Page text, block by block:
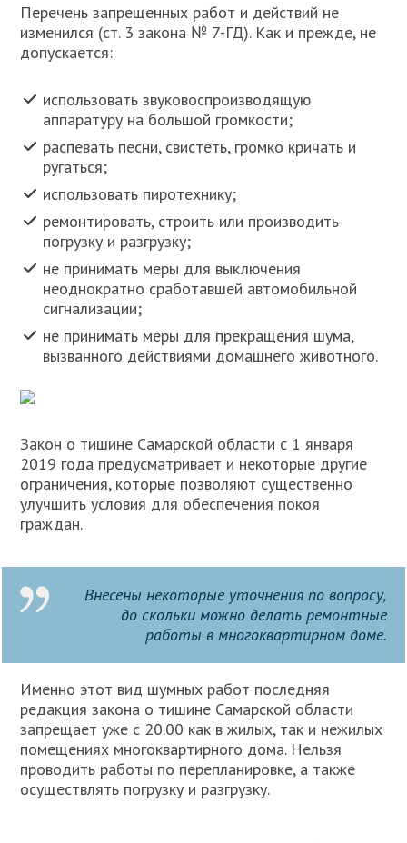
Перечень запрещенных работ и действий не
изменился (ст. 3 закона № 7-ГД). Как и прежде, не
допускается:
использовать звуковоспроизводящую
аппаратуру на большой громкости;
распевать песни, свистеть, громко кричать и
ругаться;
использовать пиротехнику;
ремонтировать, строить или производить
погрузку и разгрузку;
не принимать меры для выключения
неоднократно сработавшей автомобильной
сигнализации;
не принимать меры для прекращения шума,
вызванного действиями домашнего животного.
Закон о тишине Самарской области с 1 января
2019 года предусматривает и некоторые другие
ограничения, которые позволяют существенно
улучшить условия для обеспечения покоя
граждан.
Внесены некоторые уточнения по вопросу,
до скольки можно делать ремонтные
работы в многоквартирном доме.
Именно этот вид шумных работ последняя
редакция закона о тишине Самарской области
запрещает уже с 20.00 как в жилых, так и нежилых
помещениях многоквартирного дома. Нельзя
проводить работы по перепланировке, а также
осуществлять погрузку и разгрузку.